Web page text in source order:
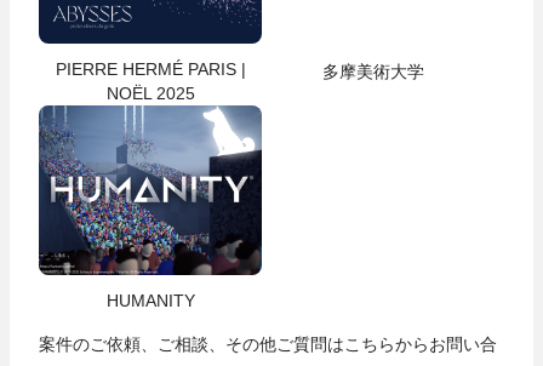
PIERRE HERMÉ PARIS |
NOËL 2025
多摩美術大学
HUMANITY
案件のご依頼、ご相談、その他ご質問はこちらからお問い合